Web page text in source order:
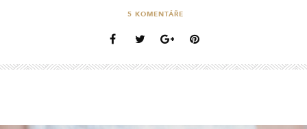
5 KOMENTÁŘE